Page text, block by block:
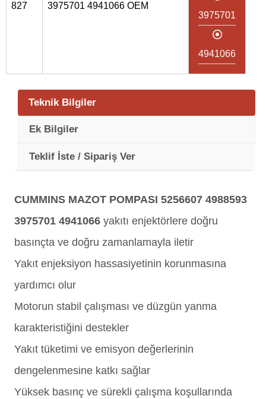
827
3975701 4941066 OEM
3975701
4941066
Teknik Bilgiler
Ek Bilgiler
Teklif İste / Sipariş Ver
CUMMINS MAZOT POMPASI 5256607 4988593
3975701 4941066 yakıtı enjektörlere doğru
basınçta ve doğru zamanlamayla iletir
Yakıt enjeksiyon hassasiyetinin korunmasına
yardımcı olur
Motorun stabil çalışması ve düzgün yanma
karakteristiğini destekler
Yakıt tüketimi ve emisyon değerlerinin
dengelenmesine katkı sağlar
Yüksek basınç ve sürekli çalışma koşullarında